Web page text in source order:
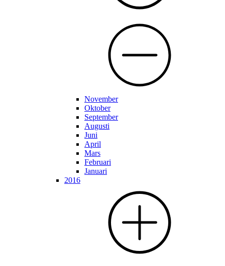
November
Oktober
September
Augusti
Juni
April
Mars
Februari
Januari
2016